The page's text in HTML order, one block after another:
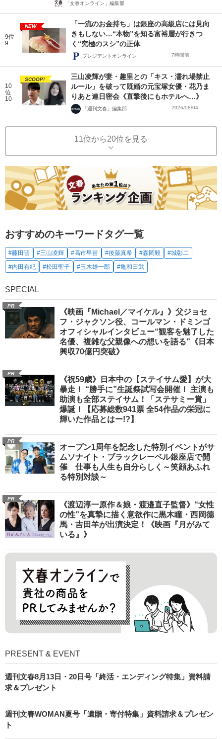
「文春オンライン」編集部
9位
9
NEW
「一流のお金持ち」は銀座の高級店には見向
きもしない…“本物”を知る富裕層が行きつ
く“究極のスシ”の正体
プレジデントオンライン 7時間前
10
位
10
SCOOP!
三山凌輝が妻・趣里との「キス・濡れ場禁止
ルール」を破って既婚の元宝塚女優・花乃ま
りあと連日密会《直撃後にもホテルへ…》
「週刊文春」編集部 2026/08/04
11位から20位を見る
おすすめのキーワードタグ一覧
#藤田晋 #三山凌輝 #高市早苗 #後藤真希 #森岡毅
#城彰二
#内田有紀
#松田聖子 #玉木雄一郎 #亀和田武
SPECIAL
PR
《映画『Michael／マイケル』》父ジョセ
フ・ジャクソン役、コールマン・ドミンゴ
オフィシャルインタビュー“観客を魅了した
名優、複雑な父親像への想いを語る”《日本
興収70億円突破》
PR
《祝59歳》日本中の【ステイサム愛】が大
暴走！ “勝手に”生誕祭試写会開催！ 主演も
助演も全部ステイサム！「ステサミー賞」
爆誕！【応募総数941票 全54作品の栄冠に
輝いた作品とはー!?】
PR
オープン1周年を記念した特別イベントがサ
ムソナイト・ブラックレーベル銀座店で開
催 仕事も人生も自分らしく～笑顔あふれ
る特別対談～
PR
《渡辺淳一原作＆娘・渡邉直子監督》“女性
の性”を真摯に描く意欲作に黒木瞳・西岡德
馬・吉田羊が出演決定！《映画『月がみて
いる』》
PRESENT & EVENT
週刊文春8月13日・20日号「終活・エンディング特集」資料請
求＆プレゼント
週刊文春WOMAN夏号「遺贈・寄付特集」資料請求＆プレゼン
ト